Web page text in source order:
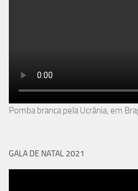
Pomba branca pela Ucrânia, em
GALA DE NATAL 2021